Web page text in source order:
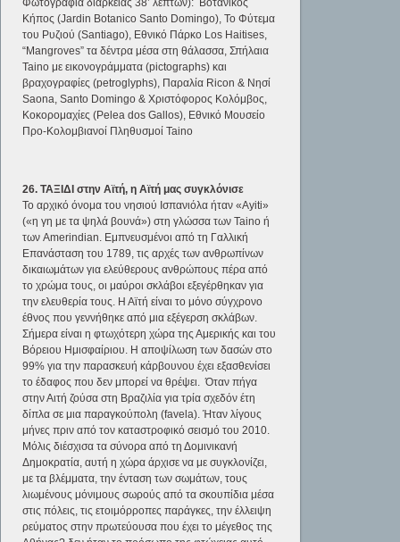
Φωτογραφία διάρκειας 38’ λεπτών): Βοτανικός
Κήπος (Jardin Botanico Santo Domingo), Το Φύτεμα
του Ρυζιού (Santiago), Εθνικό Πάρκο Los Haitises,
“Mangroves” τα δέντρα μέσα στη θάλασσα, Σπήλαια
Taino με εικονογράμματα (pictographs) και
βραχογραφίες (petroglyphs), Παραλία Ricon & Νησί
Saona, Santo Domingo & Χριστόφορος Κολόμβος,
Κοκορομαχίες (Pelea dos Gallos), Εθνικό Μουσείο
Προ-Κολομβιανοί Πληθυσμοί Taino
26. ΤΑΞΙΔΙ στην Αϊτή, η Αϊτή μας συγκλόνισε
Το αρχικό όνομα του νησιού Ισπανιόλα ήταν «Ayiti»
(«η γη με τα ψηλά βουνά») στη γλώσσα των Taino ή
των Amerindian. Εμπνευσμένοι από τη Γαλλική
Επανάσταση του 1789, τις αρχές των ανθρωπίνων
δικαιωμάτων για ελεύθερους ανθρώπους πέρα από
το χρώμα τους, οι μαύροι σκλάβοι εξεγέρθηκαν για
την ελευθερία τους. Η Αϊτή είναι το μόνο σύγχρονο
έθνος που γεννήθηκε από μια εξέγερση σκλάβων.
Σήμερα είναι η φτωχότερη χώρα της Αμερικής και του
Βόρειου Ημισφαίριου. Η αποψίλωση των δασών στο
99% για την παρασκευή κάρβουνου έχει εξασθενίσει
το έδαφος που δεν μπορεί να θρέψει. Όταν πήγα
στην Αιτή ζούσα στη Βραζιλία για τρία σχεδόν έτη
δίπλα σε μια παραγκούπολη (favela). Ήταν λίγους
μήνες πριν από τον καταστροφικό σεισμό του 2010.
Μόλις διέσχισα τα σύνορα από τη Δομινικανή
Δημοκρατία, αυτή η χώρα άρχισε να με συγκλονίζει,
με τα βλέμματα, την ένταση των σωμάτων, τους
λιωμένους μόνιμους σωρούς από τα σκουπίδια μέσα
στις πόλεις, τις ετοιμόρροπες παράγκες, την έλλειψη
ρεύματος στην πρωτεύουσα που έχει το μέγεθος της